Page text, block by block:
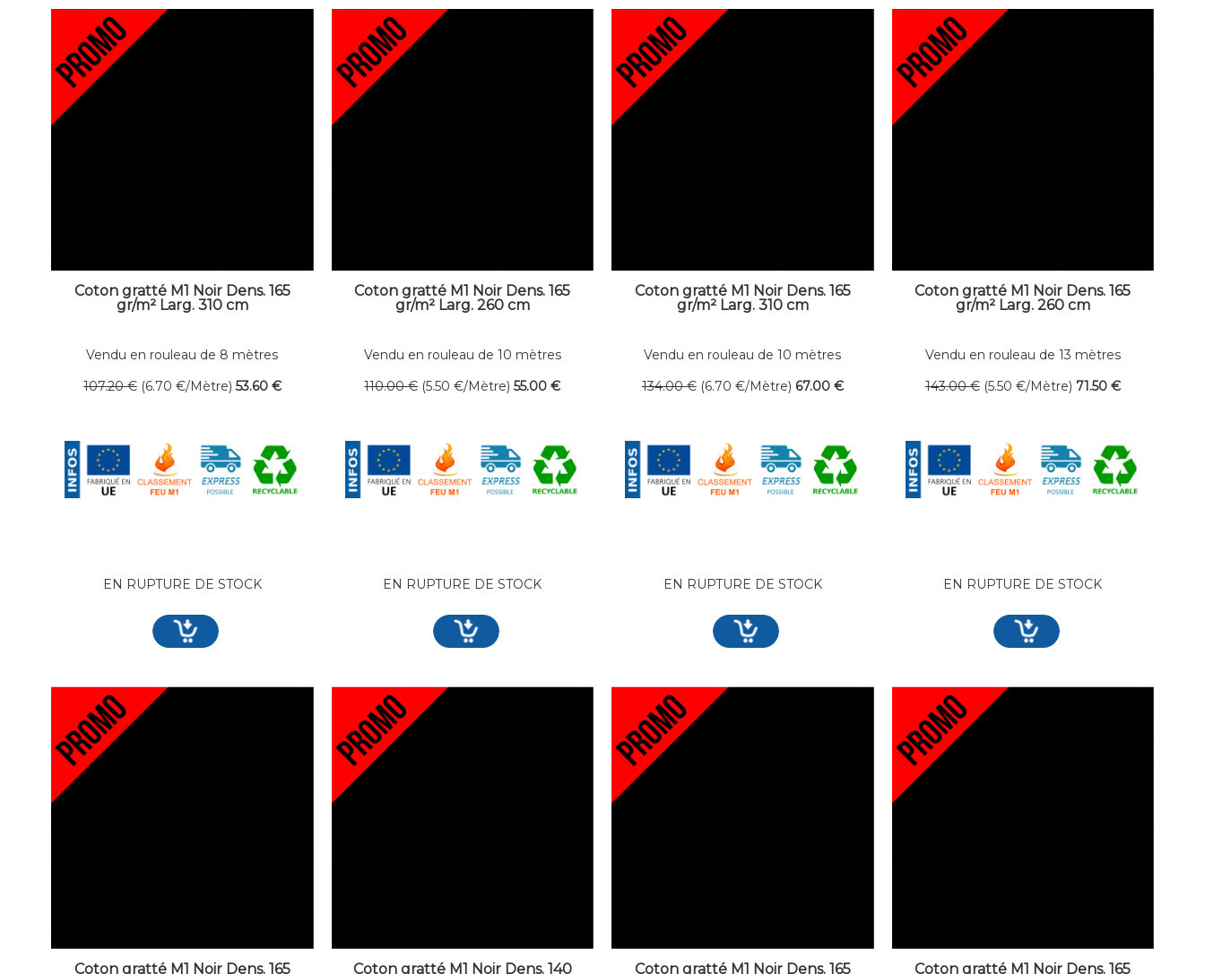
Coton gratté M1 Noir Dens. 165
gr/m² Larg. 310 cm
Vendu en rouleau de 8 mètres
107.20 € (6.70 €/Mètre) 53.60 €
EN RUPTURE DE STOCK
Coton gratté M1 Noir Dens. 165
gr/m² Larg. 260 cm
Vendu en rouleau de 10 mètres
110.00 € (5.50€/Mètre) 55.00 €
EN RUPTURE DE STOCK
Coton gratté M1 Noir Dens. 165
gr/m² Larg. 310 cm
Vendu en rouleau de 10 mètres
134.00 € (6.70 €/Mètre) 67.00 €
EN RUPTURE DE STOCK
Coton gratté M1 Noir Dens. 165
gr/m² Larg. 260 cm
Vendu en rouleau de 13 mètres
143.00 € (5.50 €/Mètre) 71.50 €
EN RUPTURE DE STOCK
Coton gratté M1 Noir Dens. 165 Coton gratté M1 Noir Dens. 140 Coton gratté M1 Noir Dens. 165 Coton gratté M1 Noir Dens. 165